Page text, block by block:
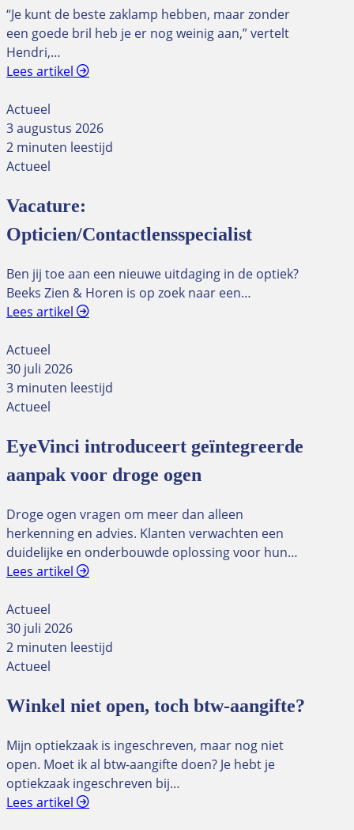
“Je kunt de beste zaklamp hebben, maar zonder
een goede bril heb je er nog weinig aan,” vertelt
Hendri,…
Lees artikel
Actueel
3 augustus 2026
2 minuten leestijd
Actueel
Vacature:
Opticien/Contactlensspecialist
Ben jij toe aan een nieuwe uitdaging in de optiek?
Beeks Zien & Horen is op zoek naar een…
Lees artikel
Actueel
30 juli 2026
3 minuten leestijd
Actueel
EyeVinci introduceert geïntegreerde
aanpak voor droge ogen
Droge ogen vragen om meer dan alleen
herkenning en advies. Klanten verwachten een
duidelijke en onderbouwde oplossing voor hun…
Lees artikel
Actueel
30 juli 2026
2 minuten leestijd
Actueel
Winkel niet open, toch btw-aangifte?
Mijn optiekzaak is ingeschreven, maar nog niet
open. Moet ik al btw-aangifte doen? Je hebt je
optiekzaak ingeschreven bij…
Lees artikel